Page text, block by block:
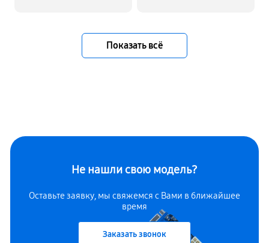
Показать всё
Не нашли свою модель?
Оставьте заявку, мы свяжемся с Вами в ближайшее
время
Заказать звонок